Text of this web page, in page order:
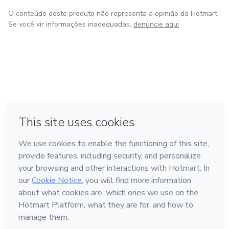
O conteúdo deste produto não representa a opinião da Hotmart.
Se você vir informações inadequadas, denuncie aqui
Feito com ❤ em Bogotá
Conheça a Hotmart
Idioma
Português